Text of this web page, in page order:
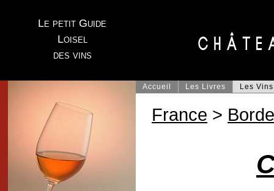
Le petit Guide
Loisel
des vins
Accueil Les Livres Les Vins
France >